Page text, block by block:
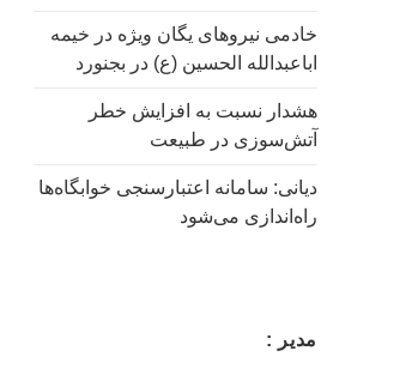
خادمی نیروهای یگان ویژه در خیمه
اباعبدالله الحسین (ع) در بجنورد
هشدار نسبت به افزایش خطر
آتش‌سوزی در طبیعت
دیانی: سامانه اعتبارسنجی خوابگاه‌ها
راه‌اندازی می‌شود
مدیر :